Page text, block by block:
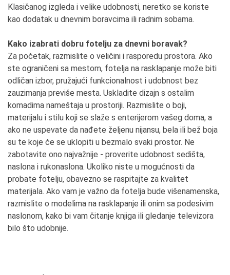
Klasičanog izgleda i velike udobnosti, neretko se koriste
kao dodatak u dnevnim boravcima ili radnim sobama.
Kako izabrati dobru fotelju za dnevni boravak?
Za početak, razmislite o veličini i rasporedu prostora. Ako
ste ograničeni sa mestom, fotelja na rasklapanje može biti
odličan izbor, pružajući funkcionalnost i udobnost bez
zauzimanja previše mesta. Uskladite dizajn s ostalim
komadima nameštaja u prostoriji. Razmislite o boji,
materijalu i stilu koji se slaže s enterijerom vašeg doma, a
ako ne uspevate da nađete željenu nijansu, bela ili bež boja
su te koje će se uklopiti u bezmalo svaki prostor. Ne
zabotavite ono najvažnije - proverite udobnost sedišta,
naslona i rukonaslona. Ukoliko niste u mogućnosti da
probate fotelju, obavezno se raspitajte za kvalitet
materijala. Ako vam je važno da fotelja bude višenamenska,
razmislite o modelima na rasklapanje ili onim sa podesivim
naslonom, kako bi vam čitanje knjiga ili gledanje televizora
bilo što udobnije.